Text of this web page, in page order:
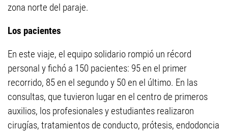
zona norte del paraje.
Los pacientes
En este viaje, el equipo solidario rompió un récord
personal y fichó a 150 pacientes: 95 en el primer
recorrido, 85 en el segundo y 50 en el último. En las
consultas, que tuvieron lugar en el centro de primeros
auxilios, los profesionales y estudiantes realizaron
cirugías, tratamientos de conducto, prótesis, endodoncia